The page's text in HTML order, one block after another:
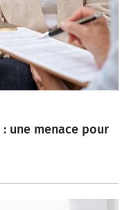
une menace pour